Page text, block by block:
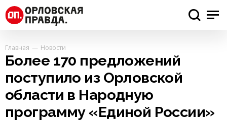
Главная Новости
Более 170 предложений
поступило из Орловской
области в Народную
программу «Единой России»